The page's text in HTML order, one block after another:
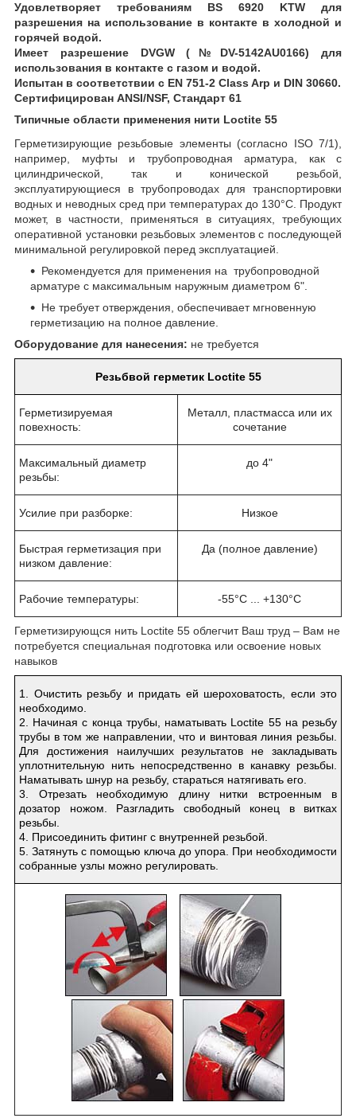
Удовлетворяет требованиям BS 6920 KTW для
разрешения на использование в контакте в холодной и
горячей водой.
Имеет разрешение DVGW (№DV-5142AU0166) для
использования в контакте с газом и водой.
Испытан в соответствии с EN 751-2 Class Arp и DIN 30660.
Сертифицирован ANSI/NSF, Стандарт 61
Типичные области применения нити Loctite 55
Герметизирующие резьбовые элементы (согласно ISO 7/1),
например, муфты и трубопроводная арматура, как с
цилиндрической, так и конической резьбой,
эксплуатирующиеся в трубопроводах для транспортировки
водных и неводных сред при температурах до 130°C. Продукт
может, в частности, применяться в ситуациях, требующих
оперативной установки резьбовых элементов с последующей
минимальной регулировкой перед эксплуатацией.
Рекомендуется для применения на трубопроводной
арматуре с максимальным наружным диаметром 6".
Не требует отверждения, обеспечивает мгновенную
герметизацию на полное давление.
Оборудование для нанесения: не требуется
Резьбвой герметик Loctite 55
Герметизируемая
повехность:
Металл, пластмасса или их
сочетание
Максимальный диаметр
резьбы:
до 4"
Усилие при разборке: Низкое
Быстрая герметизация при
низком давление:
Да (полное давление)
Рабочие температуры: -55°С ... +130°С
Герметизирующся нить Loctite 55 облегчит Ваш труд – Вам не
потребуется специальная подготовка или освоение новых
навыков
1. Очистить резьбу и придать ей шероховатость, если это
необходимо.
2. Начиная с конца трубы, наматывать Loctite 55 на резьбу
трубы в том же направлении, что и винтовая линия резьбы.
Для достижения наилучших результатов не закладывать
уплотнительную нить непосредственно в канавку резьбы.
Наматывать шнур на резьбу, стараться натягивать его.
3. Отрезать необходимую длину нитки встроенным в
дозатор ножом. Разгладить свободный конец в витках
резьбы.
4. Присоединить фитинг с внутренней резьбой.
5. Затянуть с помощью ключа до упора. При необходимости
собранные узлы можно регулировать.